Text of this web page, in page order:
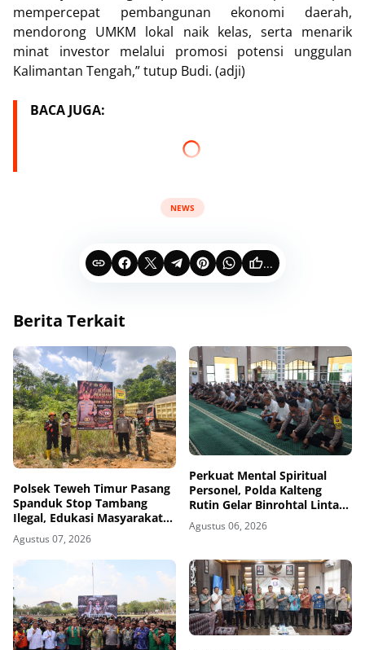
mempercepat pembangunan ekonomi daerah,
mendorong UMKM lokal naik kelas, serta menarik
minat investor melalui promosi potensi unggulan
Kalimantan Tengah,” tutup Budi. (adji)
BACA JUGA:
NEWS
...
Berita Terkait
Polsek Teweh Timur Pasang
Spanduk Stop Tambang
Ilegal, Edukasi Masyarakat
Jaga Kelestarian Lingkungan
Agustus 07, 2026
Perkuat Mental Spiritual
Personel, Polda Kalteng
Rutin Gelar Binrohtal Lintas
Agama
Agustus 06, 2026